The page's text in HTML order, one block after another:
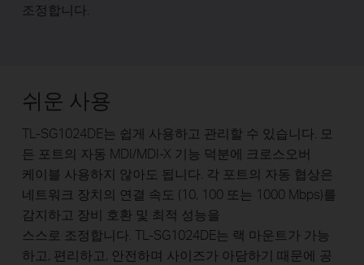
조정합니다.
쉬운 사용
TL-SG1024DE는 쉽게 사용하고 관리할 수 있습니다. 모
든 포트의 자동 MDI/MDI-X 기능 덕분에 크로스오버
케이블 사용하지 않아도 됩니다. 각 포트의 자동 협상은
네트워크 장치의 연결 속도 (10, 100 또는 1000 Mbps)를
감지하고 장비 호환 및 최적 성능을
스스로 조정합니다. TL-SG1024DE는 랙 마운트가 가능
하고, 편리하고, 안전하며 사이즈가 아담하기 때문에 공